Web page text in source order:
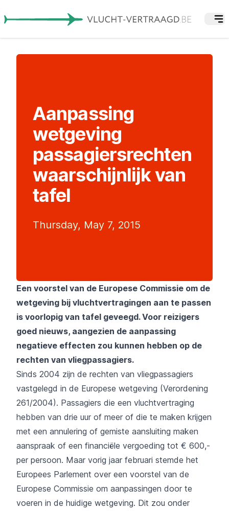
Aanpassing
wetgeving
passagiersrechten
waarschijnlijk van
tafel
Thursday, May 7, 2015
Een voorstel van de Europese Commissie om de
wetgeving bij vluchtvertragingen aan te passen
is voorlopig van tafel geveegd. Voor reizigers
goed nieuws, aangezien de aanpassing
negatieve effecten zou kunnen hebben op de
rechten van vliegpassagiers.
Sinds 2004 zijn de rechten van vliegpassagiers
vastgelegd in de Europese wetgeving (Verordening
261/2004). Passagiers die een vluchtvertraging
hebben van drie uur of meer of die te maken krijgen
met een annulering of gemiste aansluiting maken
aanspraak of een financiële vergoeding tot € 600,-
per persoon. Maar vorig jaar februari stemde het
Europees Parlement over een voorstel van de
Europese Commissie om aanpassingen door te
voeren in de huidige wetgeving. Dit zou onder